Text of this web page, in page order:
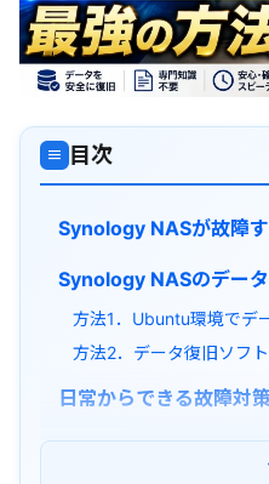
≡ 目次
Synology NASが故障
Synology NASのデー
方法1．Ubuntu環境でデ
方法2．データ復旧ソフ
日常からできる故障対
よくある質問